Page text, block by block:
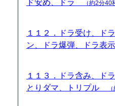
ド安め、ドラ
（約2分40
１１２．ドラ受け、ド
ン、ドラ爆弾、ドラ表
１１３．ドラ含み、ド
とりダマ、トリプル